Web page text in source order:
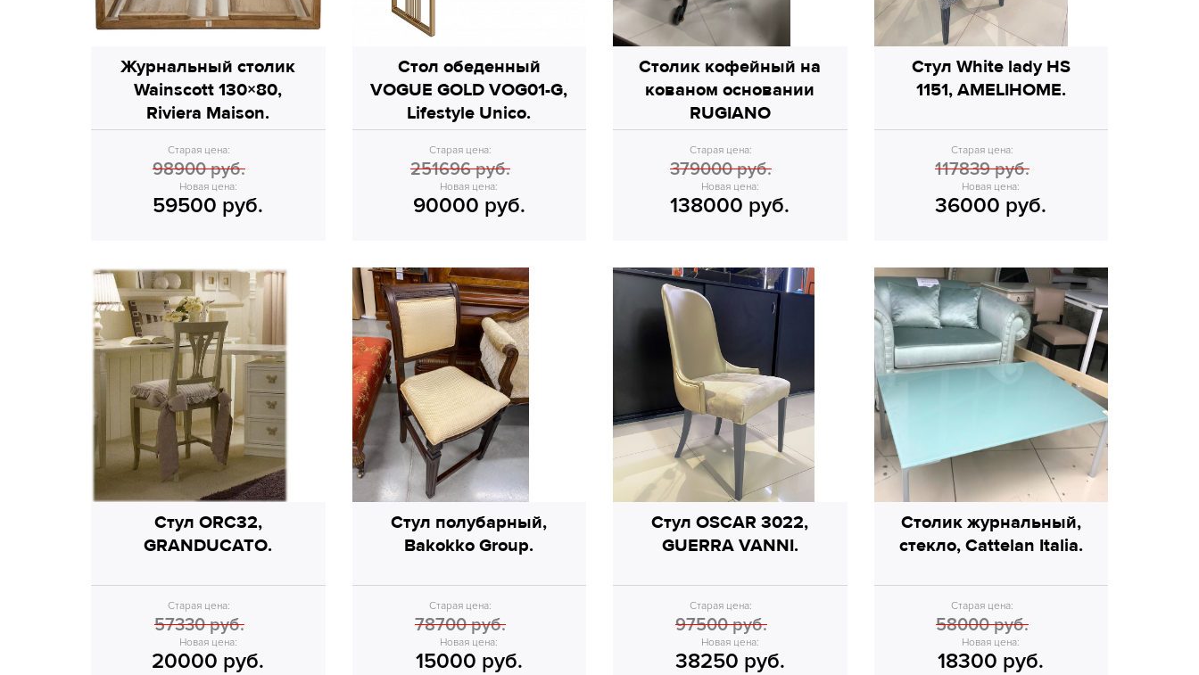
Журнальный столик
Wainscott 130×80,
Riviera Maison.
Старая цена:
98900 руб.
Новая цена:
59500 руб.
Стол обеденный
VOGUE GOLD VOG01-G,
Lifestyle Unico.
Старая цена:
251696 руб.
Новая цена:
90000 руб.
Столик кофейный на
кованом основании
RUGIANO
Старая цена:
379000 руб.
Новая цена:
138000 руб.
Стул White lady HS
1151, AMELIHOME.
Старая цена:
117839 руб.
Новая цена:
36000 руб.
Стул ORC32,
GRANDUCATO.
Старая цена:
57330 руб.
Новая цена:
20000 руб.
Стул полубарный,
Bakokko Group.
Старая цена:
78700 руб.
Новая цена:
15000 руб.
Стул OSCAR 3022,
GUERRA VANNI.
Старая цена:
97500 руб.
Новая цена:
38250 руб.
Столик журнальный,
стекло, Cattelan Italia.
Старая цена:
58000 руб.
Новая цена:
18300 руб.